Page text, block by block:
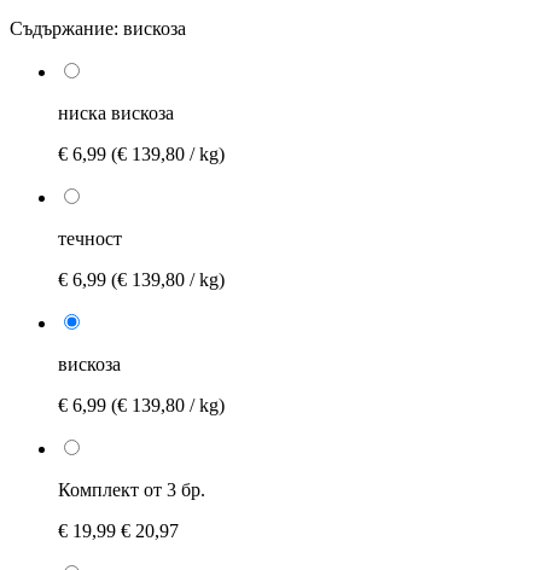
Съдържание: вискоза
ниска вискоза
€ 6,99 (€ 139,80 / kg)
течност
€ 6,99 (€ 139,80 / kg)
вискоза
€ 6,99 (€ 139,80 / kg)
Комплект от 3 бр.
€ 19,99 € 20,97